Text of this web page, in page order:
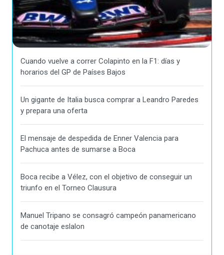
Cuando vuelve a correr Colapinto en la F1: días y
horarios del GP de Países Bajos
Un gigante de Italia busca comprar a Leandro Paredes
y prepara una oferta
El mensaje de despedida de Enner Valencia para
Pachuca antes de sumarse a Boca
Boca recibe a Vélez, con el objetivo de conseguir un
triunfo en el Torneo Clausura
Manuel Tripano se consagró campeón panamericano
de canotaje eslalon